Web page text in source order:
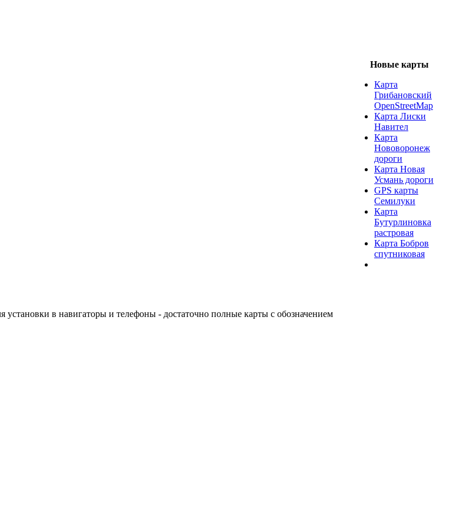
в навигаторы и телефоны - достаточно полные карты с обозначением
Новые карты
Карта
Грибановский
OpenStreetMap
Карта Лиски
Навител
Карта
Нововоронеж
дороги
Карта Новая
Усмань дороги
GPS карты
Семилуки
Карта
Бутурлиновка
растровая
Карта Бобров
спутниковая